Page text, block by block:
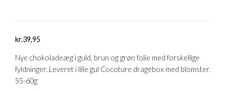
kr.39,95
Nye chokoladeæg i guld, brun og grøn folie med forskellige
fyldninger. Leveret i lille gul Cocoture dragébox med blomster.
55-60g